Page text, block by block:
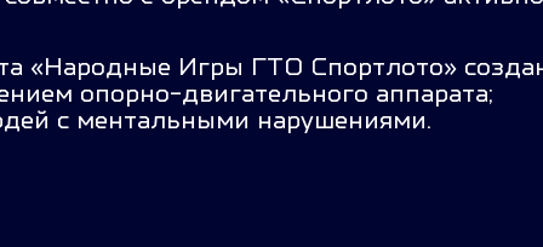
«Народные Игры ГТО Спортлото»
опорно-двигательного аппарата;
с ментальными нарушениями.